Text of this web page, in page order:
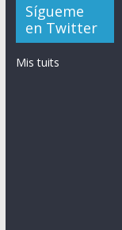
Sígueme
en Twitter
Mis tuits